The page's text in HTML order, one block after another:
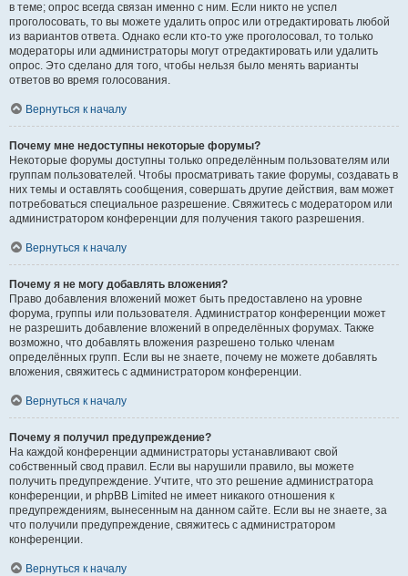
в теме; опрос всегда связан именно с ним. Если никто не успел
проголосовать, то вы можете удалить опрос или отредактировать любой
из вариантов ответа. Однако если кто-то уже проголосовал, то только
модераторы или администраторы могут отредактировать или удалить
опрос. Это сделано для того, чтобы нельзя было менять варианты
ответов во время голосования.
Вернуться к началу
Почему мне недоступны некоторые форумы?
Некоторые форумы доступны только определённым пользователям или
группам пользователей. Чтобы просматривать такие форумы, создавать в
них темы и оставлять сообщения, совершать другие действия, вам может
потребоваться специальное разрешение. Свяжитесь с модератором или
администратором конференции для получения такого разрешения.
Вернуться к началу
Почему я не могу добавлять вложения?
Право добавления вложений может быть предоставлено на уровне
форума, группы или пользователя. Администратор конференции может
не разрешить добавление вложений в определённых форумах. Также
возможно, что добавлять вложения разрешено только членам
определённых групп. Если вы не знаете, почему не можете добавлять
вложения, свяжитесь с администратором конференции.
Вернуться к началу
Почему я получил предупреждение?
На каждой конференции администраторы устанавливают свой
собственный свод правил. Если вы нарушили правило, вы можете
получить предупреждение. Учтите, что это решение администратора
конференции, и phpBB Limited не имеет никакого отношения к
предупреждениям, вынесенным на данном сайте. Если вы не знаете, за
что получили предупреждение, свяжитесь с администратором
конференции.
Вернуться к началу